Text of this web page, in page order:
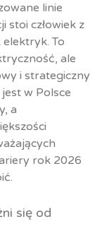
linie
stoi człowiek z
To
ale
i strategiczny
w Polsce
a
rok 2026
się od